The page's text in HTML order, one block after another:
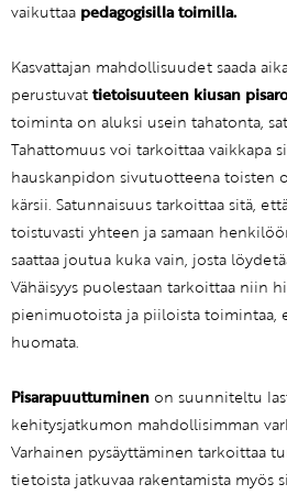
vaikuttaa pedagogisilla toimilla.
Kasvattajan mahdollisuudet saada
perustuvat tietoisuuteen kiusan
toiminta on aluksi usein tahatonta,
Tahattomuus voi tarkoittaa vaikkapa
hauskanpidon sivutuotteena toisten
kärsii. Satunnaisuus tarkoittaa sitä,
toistuvasti yhteen ja samaan
saattaa joutua kuka vain, josta
Vähäisyys puolestaan tarkoittaa niin
pienimuotoista ja piiloista toimintaa,
huomata.
Pisarapuuttuminen on suunniteltu
kehitysjatkumon mahdollisimman
Varhainen pysäyttäminen tarkoittaa
tietoista jatkuvaa rakentamista myös